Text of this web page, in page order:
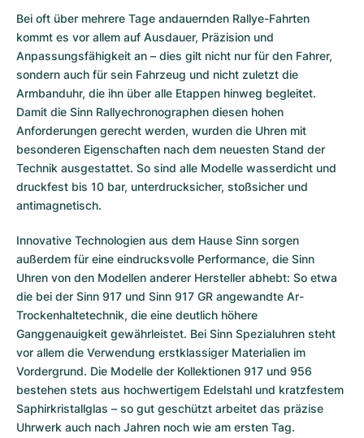
Bei oft über mehrere Tage andauernden Rallye-Fahrten
kommt es vor allem auf Ausdauer, Präzision und
Anpassungsfähigkeit an – dies gilt nicht nur für den Fahrer,
sondern auch für sein Fahrzeug und nicht zuletzt die
Armbanduhr, die ihn über alle Etappen hinweg begleitet.
Damit die Sinn Rallyechronographen diesen hohen
Anforderungen gerecht werden, wurden die Uhren mit
besonderen Eigenschaften nach dem neuesten Stand der
Technik ausgestattet. So sind alle Modelle wasserdicht und
druckfest bis 10 bar, unterdrucksicher, stoßsicher und
antimagnetisch.
Innovative Technologien aus dem Hause Sinn sorgen
außerdem für eine eindrucksvolle Performance, die Sinn
Uhren von den Modellen anderer Hersteller abhebt: So etwa
die bei der Sinn 917 und Sinn 917 GR angewandte Ar-
Trockenhaltetechnik, die eine deutlich höhere
Ganggenauigkeit gewährleistet. Bei Sinn Spezialuhren steht
vor allem die Verwendung erstklassiger Materialien im
Vordergrund. Die Modelle der Kollektionen 917 und 956
bestehen stets aus hochwertigem Edelstahl und kratzfestem
Saphirkristallglas – so gut geschützt arbeitet das präzise
Uhrwerk auch nach Jahren noch wie am ersten Tag.